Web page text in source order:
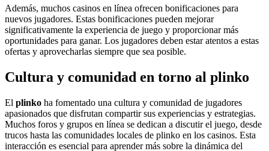
Además, muchos casinos en línea ofrecen bonificaciones para
nuevos jugadores. Estas bonificaciones pueden mejorar
significativamente la experiencia de juego y proporcionar más
oportunidades para ganar. Los jugadores deben estar atentos a estas
ofertas y aprovecharlas siempre que sea posible.
Cultura y comunidad en torno al plinko
El plinko ha fomentado una cultura y comunidad de jugadores
apasionados que disfrutan compartir sus experiencias y estrategias.
Muchos foros y grupos en línea se dedican a discutir el juego, desde
trucos hasta las comunidades locales de plinko en los casinos. Esta
interacción es esencial para aprender más sobre la dinámica del